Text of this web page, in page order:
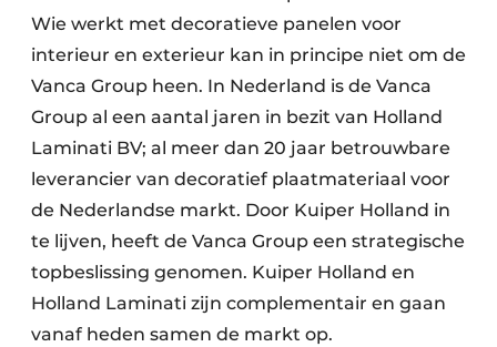
Wie werkt met decoratieve panelen voor
interieur en exterieur kan in principe niet om de
Vanca Group heen. In Nederland is de Vanca
Group al een aantal jaren in bezit van Holland
Laminati BV; al meer dan 20 jaar betrouwbare
leverancier van decoratief plaatmateriaal voor
de Nederlandse markt. Door Kuiper Holland in
te lijven, heeft de Vanca Group een strategische
topbeslissing genomen. Kuiper Holland en
Holland Laminati zijn complementair en gaan
vanaf heden samen de markt op.